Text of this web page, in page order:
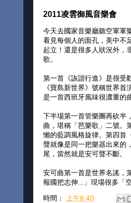
2011凌雲御風音樂會
今天去國家音樂廳聽空軍軍
看見每個人的面孔，美中不
起立！還是很多人狀況外，
歌。
第一首《詼諧行進》是很受
《寶島新世界》號稱世界
是一首西班牙風味很濃重的
下半場第一首管樂團再砍半
曲，堪稱「芭樂歌」二號。
懶的藍調風格旋律。第四首
聲就像是同一把樂器出來的
尾，當然就是安可聲不斷。
安可曲第一首是世界名謠，
報國把志伸...」現場很多「
時間： 上午8:40